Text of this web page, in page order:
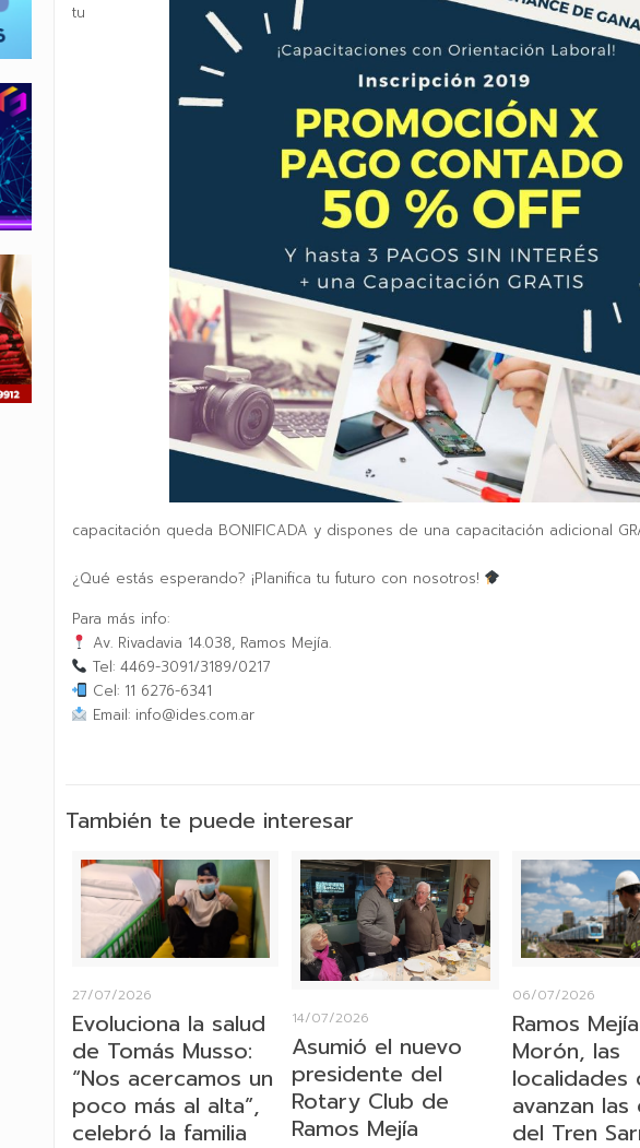
tu
capacitación queda BONIFICADA y dispones de una capacitación adicional
¿Qué estás esperando? ¡Planifica tu futuro con nosotros!
Para más info:
Av. Rivadavia 14.038, Ramos Mejía.
Tel: 4469-3091/3189/0217
Cel: 11 6276-6341
Email: info@ides.com.ar
También te puede interesar
27/07/2026
Evoluciona la salud
de Tomás Musso:
“Nos acercamos un
poco más al alta”,
celebró la familia
14/07/2026
Asumió el nuevo
presidente del
Rotary Club de
Ramos Mejía
06/07/2026
Ramos
Morón, las
localidades
avanzan
del Tren